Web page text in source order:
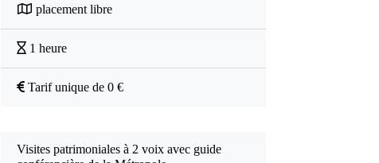
placement libre
1 heure
Tarif unique de 0 €
Visites patrimoniales à 2 voix avec guide